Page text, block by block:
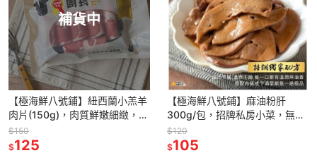
補貨中
【極海鮮八號鋪】紐西蘭小羔羊
肉片(150g)，肉質鮮嫩細緻，無
羊腥羶味，汁多甜美。
$150
$125
【極海鮮八號鋪】麻油粉肝
300g/包，招牌私房小菜，無腥
羶，加入酒香最後提味收尾
$120
$105